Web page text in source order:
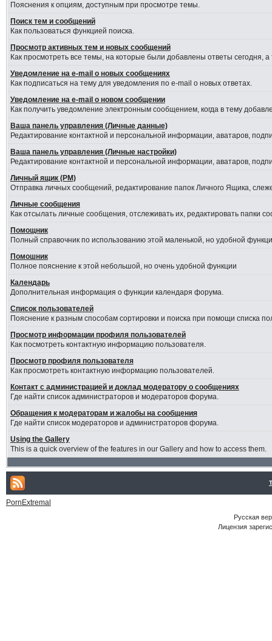
Пояснения к опциям, доступным при просмотре темы.
Поиск тем и сообщений
Как пользоваться функцией поиска.
Просмотр активных тем и новых сообщений
Как просмотреть все темы, на которые были добавлены ответы сегодня,
Уведомление на e-mail о новых сообщениях
Как подписаться на тему для уведомления по e-mail о новых ответах.
Уведомление на е-mail о новом сообщении
Как получить уведомление электронным сообщением, когда в тему
Ваша панель управления (Личные данные)
Редактирование контактной и персональной информации, аватаров,
Ваша панель управления (Личные настройки)
Редактирование контактной и персональной информации, аватаров,
Личный ящик (PM)
Отправка личных сообщений, редактирование папок Личного Ящика,
Личные сообщения
Как отсылать личные сообщения, отслеживать их, редактировать папки
Помощник
Полный справочник по использованию этой маленькой, но удобной
Помошник
Полное пояснение к этой небольшой, но очень удобной функции
Календарь
Дополнительная информация о функции календаря форума.
Список пользователей
Пояснение к разным способам сортировки и поиска при помощи списка
Просмотр информации профиля пользователей
Как посмотреть контактную информацию пользователя.
Просмотр профиля пользователя
Как просмотреть контактную информацию пользователей.
Контакт с администрацией и доклад модератору о сообщениях
Где найти список администраторов и модераторов форума.
Обращения к модераторам и жалобы на сообщения
Где найти список модераторов и администраторов форума.
Using the Gallery
This is a quick overview of the features in our Gallery and how to access them.
PornExtremal
Русская
Лицензия